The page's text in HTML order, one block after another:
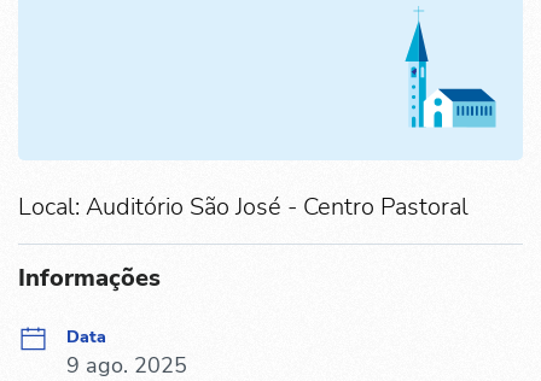
Local: Auditório São José - Centro Pastoral
Informações
Data
9 ago. 2025